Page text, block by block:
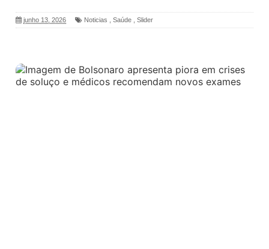
junho 13, 2026 Noticias Saúde Slider